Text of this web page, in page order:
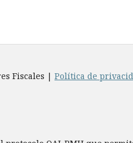
Fiscales | Política de